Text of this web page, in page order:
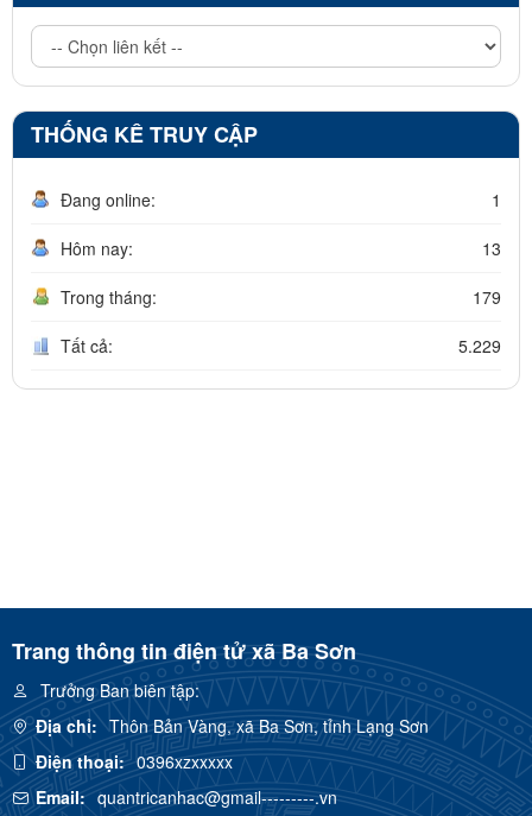
THỐNG KÊ TRUY CẬP
Đang online: 1
Hôm nay: 13
Trong tháng: 179
Tất cả: 5.229
Trang thông tin điện tử xã Ba Sơn
Trưởng Ban biên tập:
Địa chỉ: Thôn Bản Vàng, xã Ba Sơn, tỉnh Lạng Sơn
Điện thoại: 0396xzxxxxx
Email: quantricanhac@gmail---------.vn